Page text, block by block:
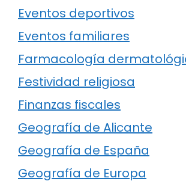
Eventos deportivos
Eventos familiares
Farmacología
Festividad religiosa
Finanzas fiscales
Geografía de Alicante
Geografía de España
Geografía de Europa